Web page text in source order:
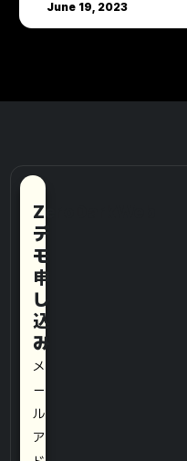
June 19, 2023
ZeroDarkWeb
デ
モ
申
し
込
み
メ
ー
ル
ア